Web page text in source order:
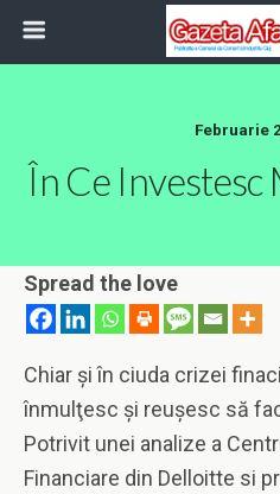
Februarie
În Ce Investesc
Spread the love
Chiar şi în ciuda crizei
înmulţesc şi reuşesc să
Potrivit unei analize a
Financiare din Delloitte si